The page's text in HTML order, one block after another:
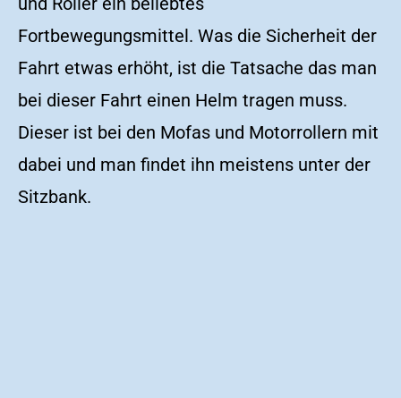
Fortbewegungsmittel. Was die Sicherheit der
Fahrt etwas erhöht, ist die Tatsache das man
bei dieser Fahrt einen Helm tragen muss.
Dieser ist bei den Mofas und Motorrollern mit
dabei und man findet ihn meistens unter der
Sitzbank.